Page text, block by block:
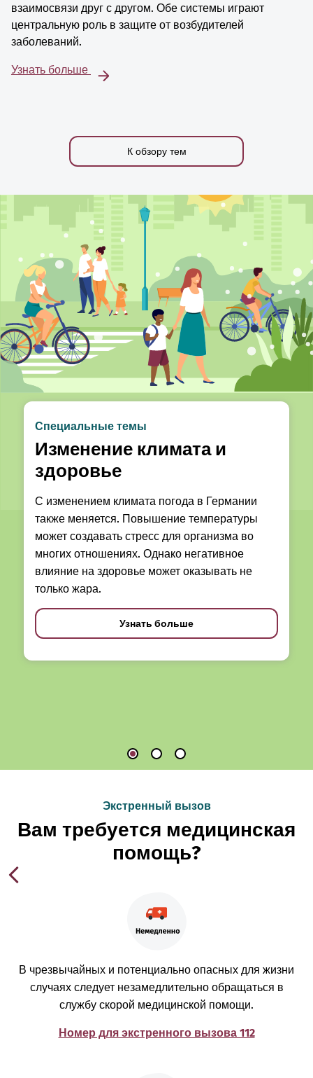
взаимосвязи друг с другом. Обе системы играют
центральную роль в защите от возбудителей
заболеваний.
Узнать больше
К обзору тем
Специальные темы
Изменение климата и
здоровье
С изменением климата погода в Германии
также меняется. Повышение температуры
может создавать стресс для организма во
многих отношениях. Однако негативное
влияние на здоровье может оказывать не
только жара.
Узнать больше
Экстренный вызов
Вам требуется медицинская
помощь?
В чрезвычайных и потенциально опасных для жизни
случаях следует незамедлительно обращаться в
службу скорой медицинской помощи.
Номер для экстренного вызова 112